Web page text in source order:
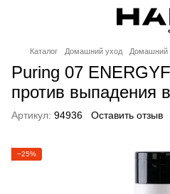
Каталог Домашний уход Домашний
Puring 07
против выпадения
Артикул: 94936 Оставить отзыв
−25%